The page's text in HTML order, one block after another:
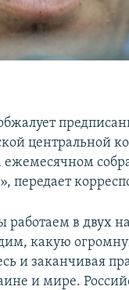
центральной
ежемесячном
передает
в двух
какую
и заканчивая
и мире.